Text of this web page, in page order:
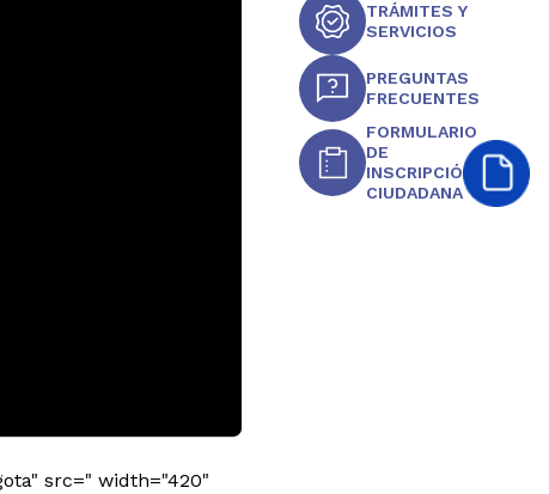
src=" width="420"
TRÁMITES Y
SERVICIOS
PREGUNTAS
FRECUENTES
FORMULARIO
DE
INSCRIPCIÓN
CIUDADANA